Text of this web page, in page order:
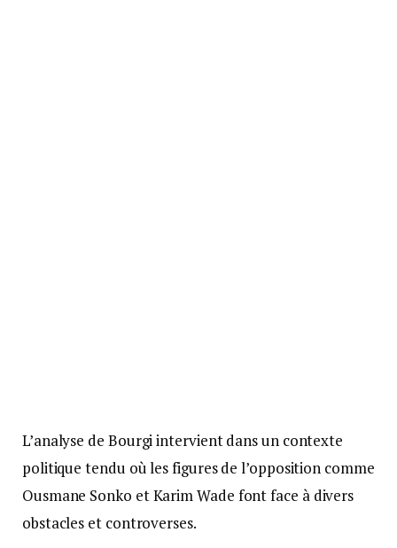
L’analyse de Bourgi intervient dans un contexte
politique tendu où les figures de l’opposition comme
Ousmane Sonko et Karim Wade font face à divers
obstacles et controverses.